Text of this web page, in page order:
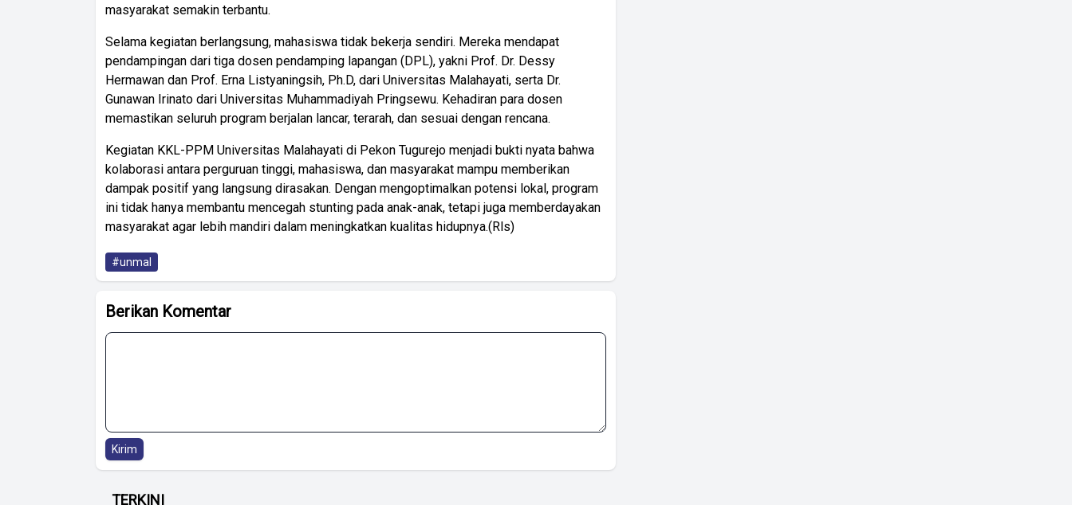
masyarakat semakin terbantu.
Selama kegiatan berlangsung, mahasiswa tidak bekerja sendiri. Mereka mendapat
pendampingan dari tiga dosen pendamping lapangan (DPL), yakni Prof. Dr. Dessy
Hermawan dan Prof. Erna Listyaningsih, Ph.D, dari Universitas Malahayati, serta Dr.
Gunawan Irinato dari Universitas Muhammadiyah Pringsewu. Kehadiran para dosen
memastikan seluruh program berjalan lancar, terarah, dan sesuai dengan rencana.
Kegiatan KKL-PPM Universitas Malahayati di Pekon Tugurejo menjadi bukti nyata bahwa
kolaborasi antara perguruan tinggi, mahasiswa, dan masyarakat mampu memberikan
dampak positif yang langsung dirasakan. Dengan mengoptimalkan potensi lokal, program
ini tidak hanya membantu mencegah stunting pada anak-anak, tetapi juga memberdayakan
masyarakat agar lebih mandiri dalam meningkatkan kualitas hidupnya.(Rls)
#unmal
Berikan Komentar
Kirim
TERKINI